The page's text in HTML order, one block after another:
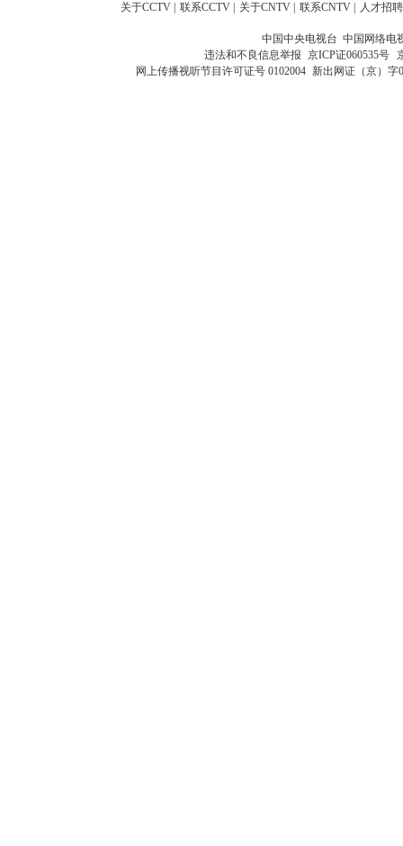
关于CCTV 联系CCTV 关于CNTV 联系CNTV 人才招聘
中国中央电视台 中国网络电
违法和不良信息举报 京ICP证060535号
网上传播视听节目许可证号 0102004 新出网证（京）